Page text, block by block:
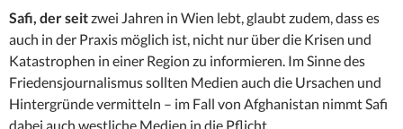
Safi, der seitzwei Jahren in Wien lebt, glaubt zudem, dass es
auch in der Praxis möglich ist, nicht nur über die Krisen und
Katastrophen in einer Region zu informieren. Im Sinne des
Friedensjournalismus sollten Medien auch die Ursachen und
Hintergründe vermitteln – im Fall von Afghanistan nimmt Safi
dabei auch westliche Medien in die Pflicht.